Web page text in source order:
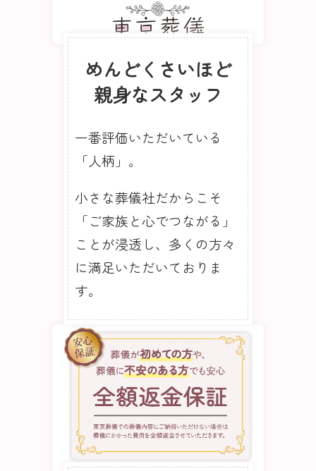
めんどくさいほど
親身なスタッフ
一番評価いただいている
「人柄」。
小さな葬儀社だからこそ
「ご家族と心でつながる」
ことが浸透し、多くの方々
に満足いただいておりま
す。